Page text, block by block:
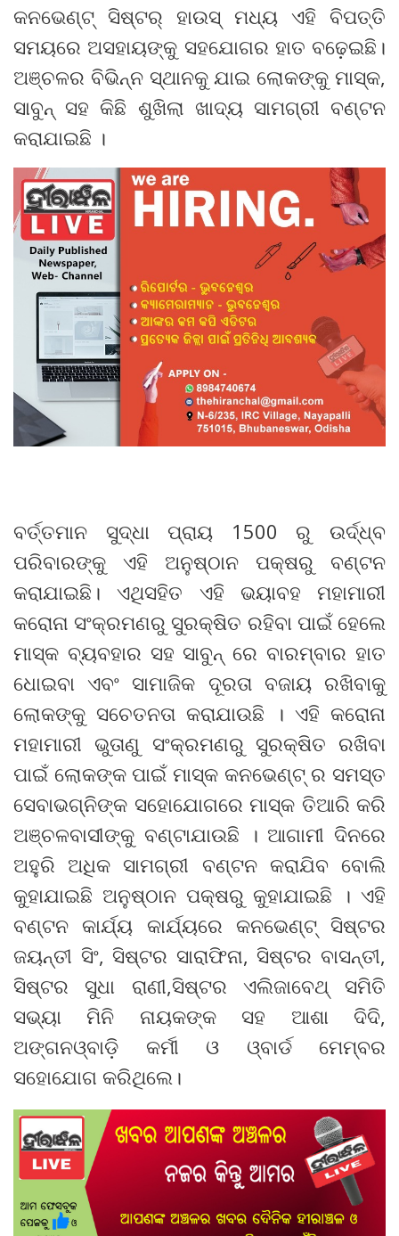
କନଭେଣ୍ଟ୍ ସିଷ୍ଟର୍ ହାଉସ୍ ମଧ୍ୟ ଏହି ବିପତ୍ତି
ସମୟରେ ଅସହାୟଙ୍କୁ ସହଯୋଗର ହାତ ବଢ଼େଇଛି।
ଅଞ୍ଚଳର ବିଭିନ୍ନ ସ୍ଥାନକୁ ଯାଇ ଲୋକଙ୍କୁ ମାସ୍କ,
ସାବୁନ୍ ସହ କିଛି ଶୁଖିଲା ଖାଦ୍ୟ ସାମଗ୍ରୀ ବଣ୍ଟନ
କରାଯାଇଛି ।
ବର୍ତ୍ତମାନ ସୁଦ୍ଧା ପ୍ରାୟ 1500 ରୁ ଉର୍ଦ୍ଧ୍ବ
ପରିବାରଙ୍କୁ ଏହି ଅନୁଷ୍ଠାନ ପକ୍ଷରୁ ବଣ୍ଟନ
କରାଯାଇଛି। ଏଥିସହିତ ଏହି ଭୟାବହ ମହାମାରୀ
କରୋନା ସଂକ୍ରମଣରୁ ସୁରକ୍ଷିତ ରହିବା ପାଇଁ ହେଲେ
ମାସ୍କ ବ୍ୟବହାର ସହ ସାବୁନ୍ ରେ ବାରମ୍ବାର ହାତ
ଧୋଇବା ଏବଂ ସାମାଜିକ ଦୂରତା ବଜାୟ ରଖିବାକୁ
ଲୋକଙ୍କୁ ସଚେତନତା କରାଯାଉଛି । ଏହି କରୋନା
ମହାମାରୀ ଭୁତାଣୁ ସଂକ୍ରମଣରୁ ସୁରକ୍ଷିତ ରଖିବା
ପାଇଁ ଲୋକଙ୍କ ପାଇଁ ମାସ୍କ କନଭେଣ୍ଟ୍ ର ସମସ୍ତ
ସେବାଭଗ୍ନିଙ୍କ ସହୋଯୋଗରେ ମାସ୍କ ତିଆରି କରି
ଅଞ୍ଚଳବାସୀଙ୍କୁ ବଣ୍ଟାଯାଉଛି । ଆଗାମୀ ଦିନରେ
ଅହୁରି ଅଧିକ ସାମଗ୍ରୀ ବଣ୍ଟନ କରାଯିବ ବୋଲି
କୁହାଯାଇଛି ଅନୁଷ୍ଠାନ ପକ୍ଷରୁ କୁହାଯାଇଛି । ଏହି
ବଣ୍ଟନ କାର୍ଯ୍ୟ କାର୍ଯ୍ୟରେ କନଭେଣ୍ଟ୍ ସିଷ୍ଟର
ଜୟନ୍ତୀ ସିଂ, ସିଷ୍ଟର ସାରାଫିନା, ସିଷ୍ଟର ବାସନ୍ତୀ,
ସିଷ୍ଟର ସୁଧା ରାଣୀ,ସିଷ୍ଟର ଏଲିଜାବେଥ୍ ସମିତି
ସଭ୍ୟା ମିନି ନାୟକଙ୍କ ସହ ଆଶା ଦିଦି,
ଅଙ୍ଗନଓ୍ବାଡ଼ି କର୍ମୀ ଓ ଓ୍ବାର୍ଡ ମେମ୍ବର
ସହୋଯୋଗ କରିଥିଲେ।